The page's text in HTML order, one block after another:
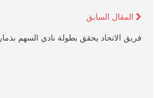
المقال السابق
فريق الاتحاد يحقق بطولة نادي السهم بذمار